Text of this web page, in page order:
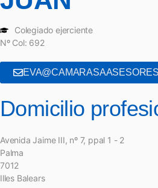
Colegiado ejerciente
Nº Col: 692
Domicilio
Avenida Jaime III, nº 7, ppal 1 - 2
Palma
7012
Illes Balears